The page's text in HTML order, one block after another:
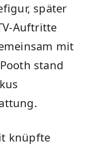
später
Auftritte
mit
stand
knüpfte